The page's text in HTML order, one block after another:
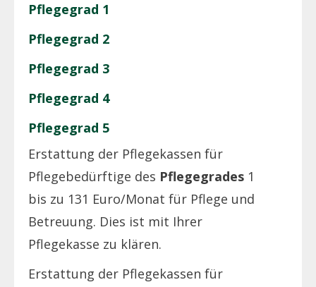
Pflegegrad 1
Pflegegrad 2
Pflegegrad 3
Pflegegrad 4
Pflegegrad 5
Erstattung der Pflegekassen für
Pflegebedürftige des Pflegegrades 1
bis zu 131 Euro/Monat für Pflege und
Betreuung. Dies ist mit Ihrer
Pflegekasse zu klären.
Erstattung der Pflegekassen für